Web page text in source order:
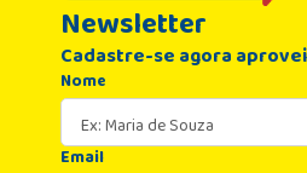
Newsletter
Cadastre-se agora
Nome
Email